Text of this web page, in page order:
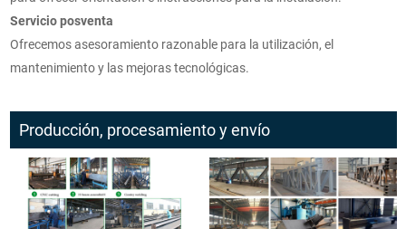
Servicio posventa
Ofrecemos asesoramiento razonable para la utilización, el
mantenimiento y las mejoras tecnológicas.
Producción, procesamiento y envío